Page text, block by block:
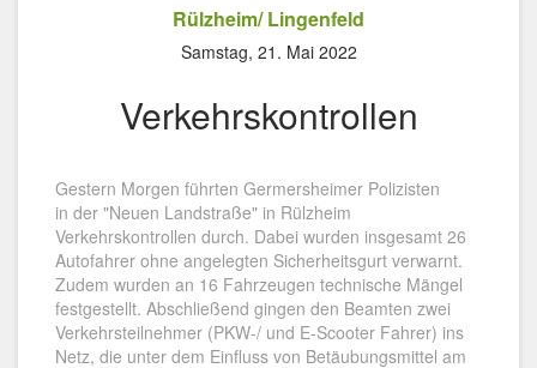
Rülzheim/ Lingenfeld
Samstag, 21. Mai 2022
Verkehrskontrollen
Gestern Morgen führten Germersheimer Polizisten
in der "Neuen Landstraße" in Rülzheim
Verkehrskontrollen durch. Dabei wurden insgesamt 26
Autofahrer ohne angelegten Sicherheitsgurt verwarnt.
Zudem wurden an 16 Fahrzeugen technische Mängel
festgestellt. Abschließend gingen den Beamten zwei
Verkehrsteilnehmer (PKW-/ und E-Scooter Fahrer) ins
Netz, die unter dem Einfluss von Betäubungsmittel am